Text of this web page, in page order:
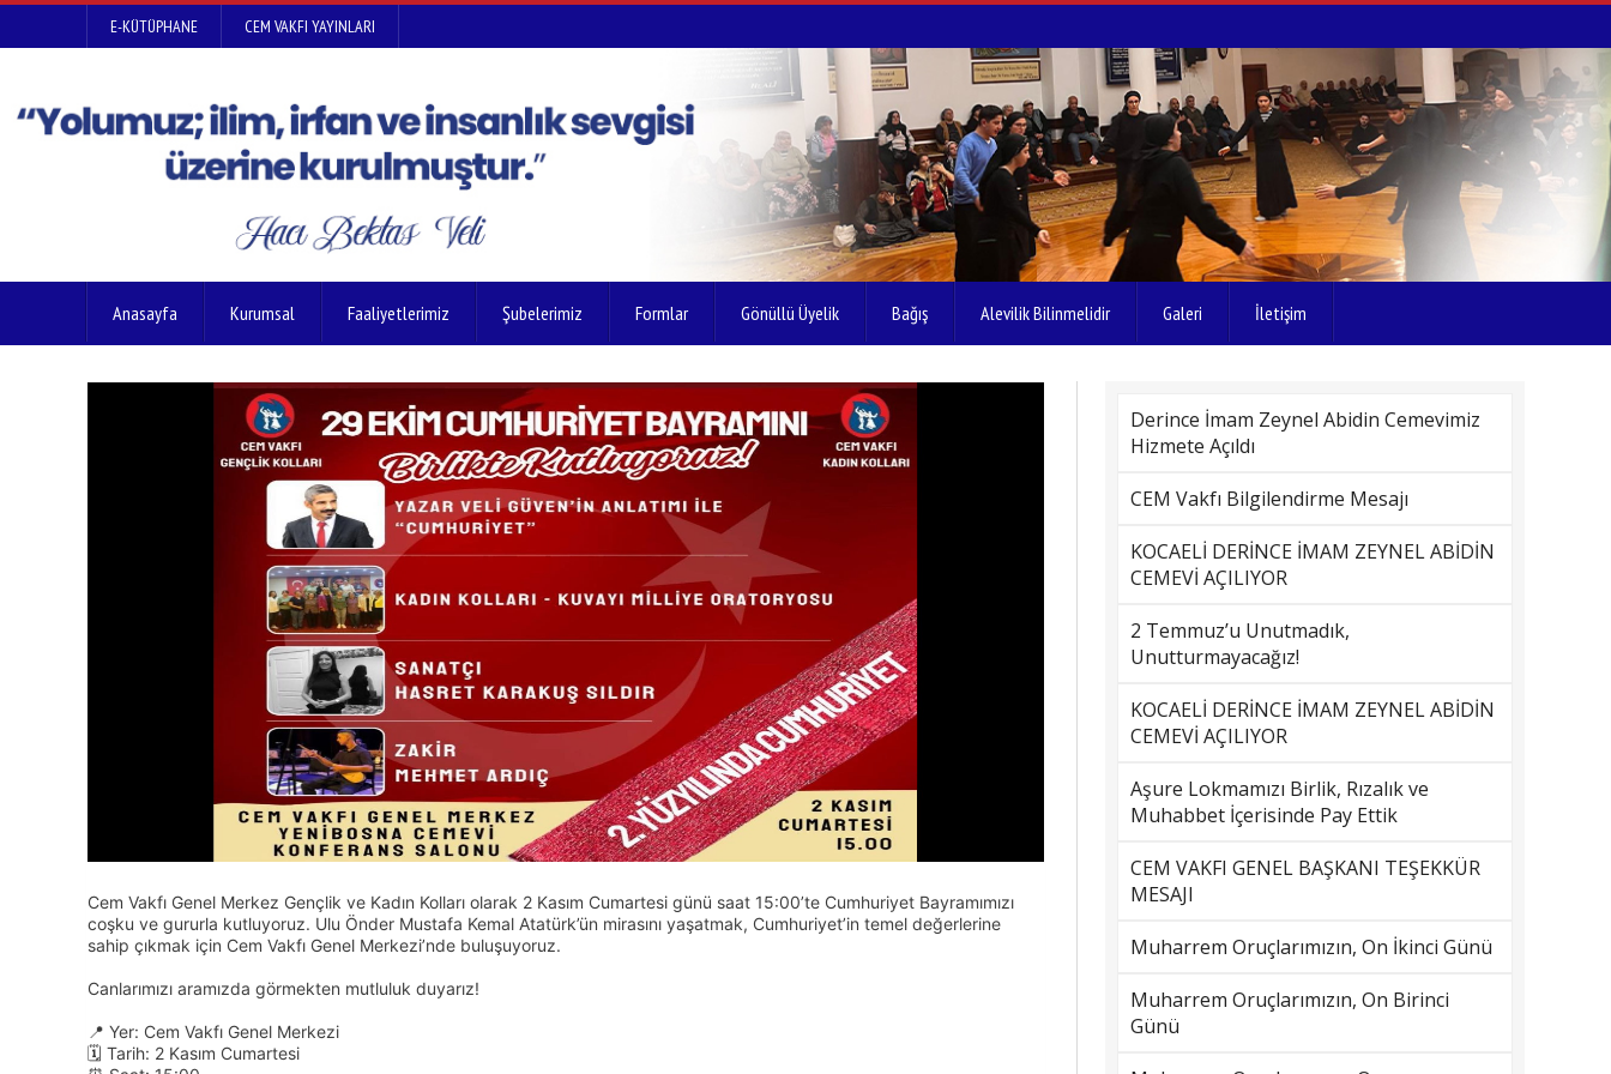
E-KÜTÜPHANE CEM VAKFI YAYINLARI
Anasayfa Kurumsal Faaliyetlerimiz Şubelerimiz Formlar Gönüllü Üyelik Bağış Alevilik Bilinmelidir Galeri İletişim
Cem Vakfı Genel Merkez Gençlik ve Kadın Kolları olarak 2 Kasım Cumartesi günü saat 15:00’te Cumhuriyet Bayramımızı
coşku ve gururla kutluyoruz. Ulu Önder Mustafa Kemal Atatürk’ün mirasını yaşatmak, Cumhuriyet’in temel değerlerine
sahip çıkmak için Cem Vakfı Genel Merkezi’nde buluşuyoruz.
Canlarımızı aramızda görmekten mutluluk duyarız!
📍 Yer: Cem Vakfı Genel Merkezi
🗓️ Tarih: 2 Kasım Cumartesi
Derince İmam Zeynel Abidin Cemevimiz
Hizmete Açıldı
CEM Vakfı Bilgilendirme Mesajı
KOCAELİ DERİNCE İMAM ZEYNEL ABİDİN
CEMEVİ AÇILIYOR
2 Temmuz’u Unutmadık,
Unutturmayacağız!
KOCAELİ DERİNCE İMAM ZEYNEL ABİDİN
CEMEVİ AÇILIYOR
Aşure Lokmamızı Birlik, Rızalık ve
Muhabbet İçerisinde Pay Ettik
CEM VAKFI GENEL BAŞKANI TEŞEKKÜR
MESAJI
Muharrem Oruçlarımızın, On İkinci Günü
Muharrem Oruçlarımızın, On Birinci
Günü